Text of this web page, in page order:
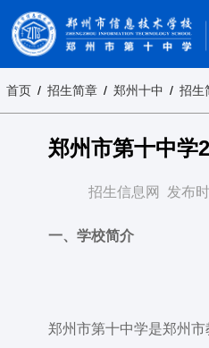
首页 / 招生简章 / 郑州十中 / 招生
郑州市第十中学
招生信息网 发布
一、学校简介
郑州市第十中学是郑州